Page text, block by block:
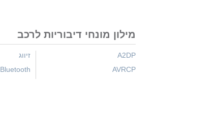
מילון מונחי דיבוריות לרכב
A2DP
AVRCP
זיווג
Bluetooth